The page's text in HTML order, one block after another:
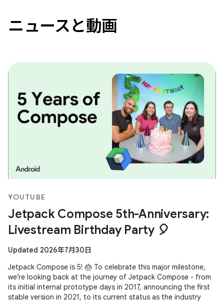
ニュースと動画
YOUTUBE
Jetpack Compose 5th-Anniversary:
Livestream Birthday Party 🎈
Updated 2026年7月30日
Jetpack Compose is 5! 🎂 To celebrate this major milestone,
we’re looking back at the journey of Jetpack Compose - from
its initial internal prototype days in 2017, announcing the first
stable version in 2021, to its current status as the industry